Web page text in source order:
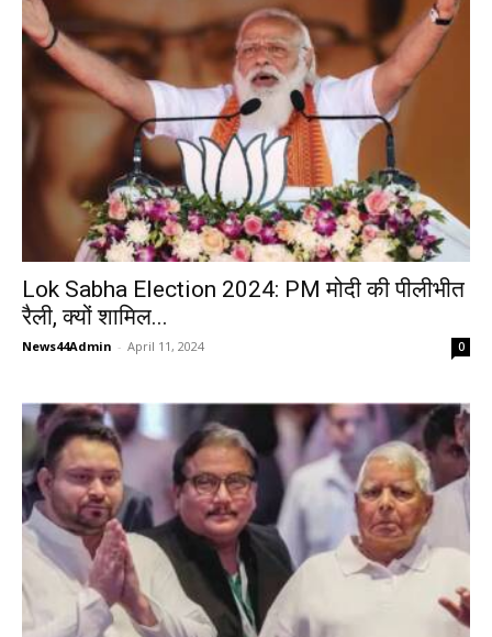
Lok Sabha Election 2024: PM मोदी की पीलीभीत
रैली, क्यों शामिल...
News44Admin - April 11, 2024 0